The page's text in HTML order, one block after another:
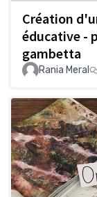
Création
éducative -
gambetta
Rania Meral